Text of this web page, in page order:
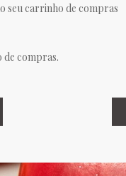
seu carrinho de compras
de compras.